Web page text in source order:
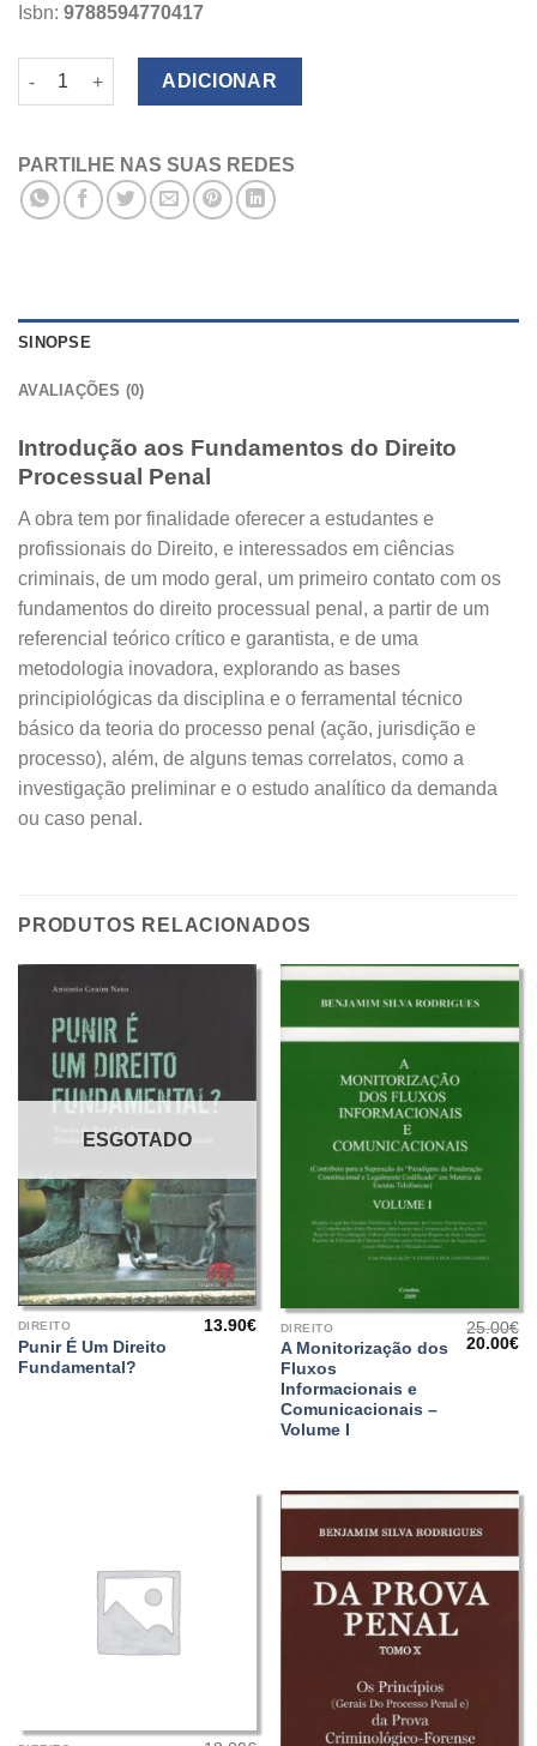
Isbn: 9788594770417
Quantidade de Introdução aos Fundamentos do Direito
ADICIONAR
PARTILHE NAS SUAS REDES
SINOPSE
AVALIAÇÕES (0)
Introdução aos Fundamentos do Direito
Processual Penal
A obra tem por finalidade oferecer a estudantes e
profissionais do Direito, e interessados em ciências
criminais, de um modo geral, um primeiro contato com os
fundamentos do direito processual penal, a partir de um
referencial teórico crítico e garantista, e de uma
metodologia inovadora, explorando as bases
principiológicas da disciplina e o ferramental técnico
básico da teoria do processo penal (ação, jurisdição e
processo), além, de alguns temas correlatos, como a
investigação preliminar e o estudo analítico da demanda
ou caso penal.
PRODUTOS RELACIONADOS
ESGOTADO
DIREITO
Punir É Um Direito
Fundamental?
13.90€ DIREITO
A Monitorização dos
Fluxos
Informacionais e
Comunicacionais –
Volume I
25.00€
O
20.00€O